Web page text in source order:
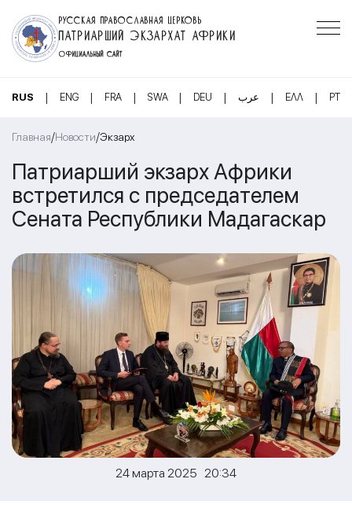
РУССКАЯ ПРАВОСЛАВНАЯ ЦЕРКОВЬ
ПАТРИАРШИЙ ЭКЗАРХАТ АФРИКИ
ОФИЦИАЛЬНЫЙ САЙТ
RUS | ENG | FRA | SWA | DEU | عرب | ΕΛΛ | PT
Главная/Новости/Экзарх
Патриарший экзарх Африки
встретился с председателем
Сената Республики Мадагаскар
24 марта 2025 20:34